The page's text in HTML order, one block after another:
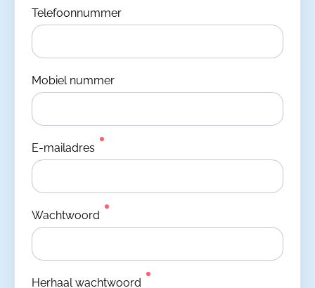
Telefoonnummer
Mobiel nummer
E-mailadres
Wachtwoord
Herhaal wachtwoord